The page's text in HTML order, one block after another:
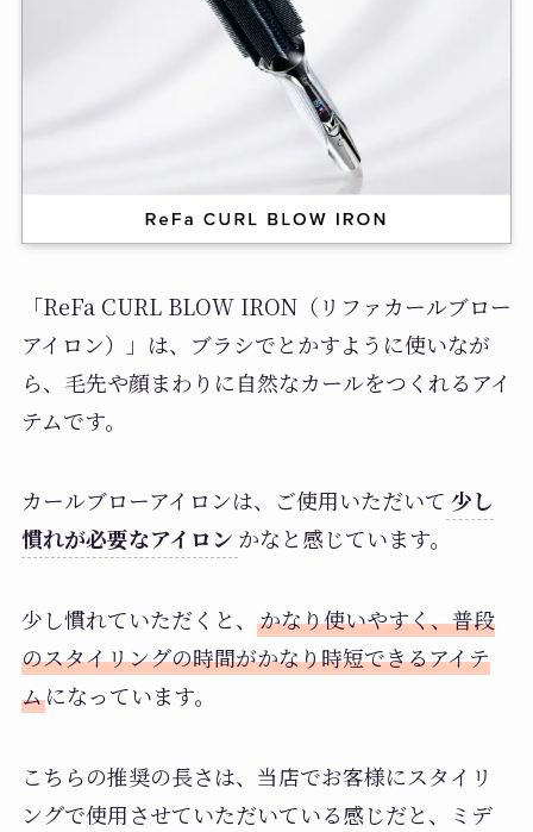
「ReFa CURL BLOW IRON（リファカールブロー
アイロン）」は、ブラシでとかすように使いなが
ら、毛先や顔まわりに自然なカールをつくれるアイ
テムです。
カールブローアイロンは、ご使用いただいて 少し
慣れが必要なアイロン かなと感じています。
少し慣れていただくと、 かなり使いやすく、普段
のスタイリングの時間がかなり時短できるアイテ
ムになっています。
こちらの推奨の長さは、当店でお客様にスタイリ
ングで使用させていただいている感じだと、ミデ